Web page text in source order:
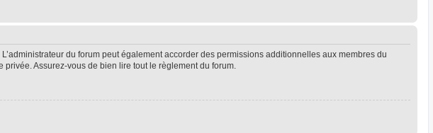
du forum peut également accorder des permissions additionnelles aux membres du
Assurez-vous de bien lire tout le règlement du forum.